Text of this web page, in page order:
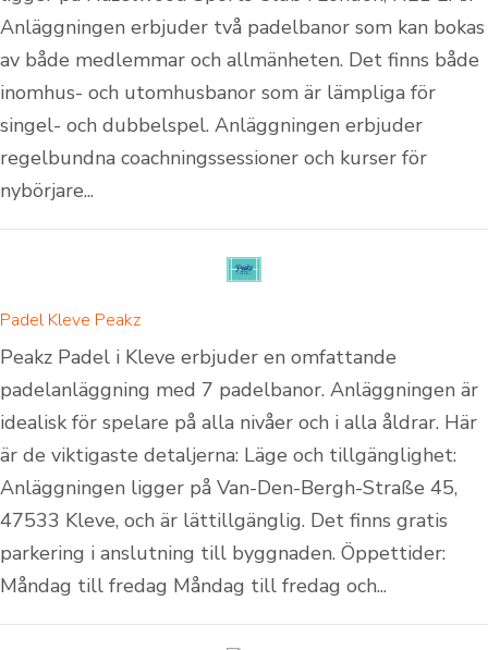
Anläggningen erbjuder två padelbanor som kan bokas
av både medlemmar och allmänheten. Det finns både
inomhus- och utomhusbanor som är lämpliga för
singel- och dubbelspel. Anläggningen erbjuder
regelbundna coachningssessioner och kurser för
nybörjare...
Padel Kleve Peakz
Peakz Padel i Kleve erbjuder en omfattande
padelanläggning med 7 padelbanor. Anläggningen är
idealisk för spelare på alla nivåer och i alla åldrar. Här
är de viktigaste detaljerna: Läge och tillgänglighet:
Anläggningen ligger på Van-Den-Bergh-Straße 45,
47533 Kleve, och är lättillgänglig. Det finns gratis
parkering i anslutning till byggnaden. Öppettider:
Måndag till fredag Måndag till fredag och...